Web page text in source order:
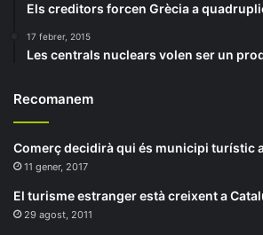
Els creditors forcen Grècia a
17 febrer, 2015
Les centrals nuclears volen ser un
Recomanem
Comerç decidirà qui és municipi turístic
11 gener, 2017
El turisme estranger està creixent a
29 agost, 2011